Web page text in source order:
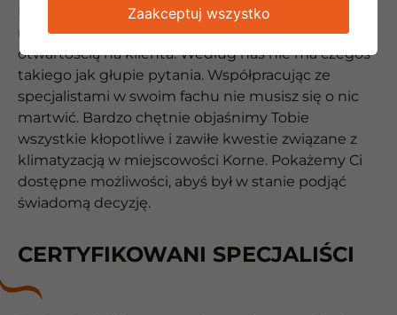
Nasi pracownicy wyróżniają się na tle innych firm,
najwyższym poziomem kultury osobistej i
otwartością na klienta. Według nas nie ma czegoś
takiego jak głupie pytania. Współpracując ze
specjalistami w swoim fachu nie musisz się o nic
martwić. Bardzo chętnie objaśnimy Tobie
wszystkie kłopotliwe i zawiłe kwestie związane z
klimatyzacją w miejscowości Korne. Pokażemy Ci
dostępne możliwości, abyś był w stanie podjąć
świadomą decyzję.
CERTYFIKOWANI SPECJALIŚCI
Zaakceptuj wszystko